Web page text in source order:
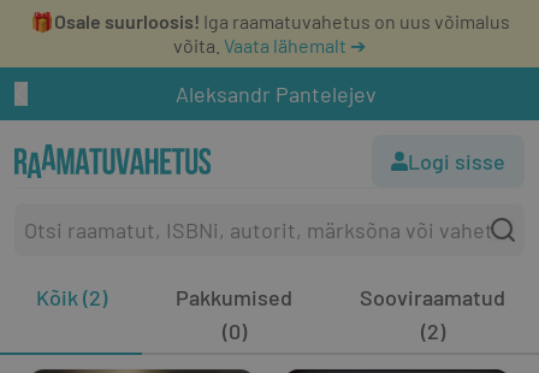
🎁Osale suurloosis! Iga raamatuvahetus on uus võimalus
võita. Vaata lähemalt ➔
Aleksandr Pantelejev
Logi sisse
Kõik (2)
Pakkumised
(0)
Sooviraamatud
(2)